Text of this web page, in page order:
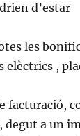
d’estar
les
elèctrics ,
facturació,
degut a un